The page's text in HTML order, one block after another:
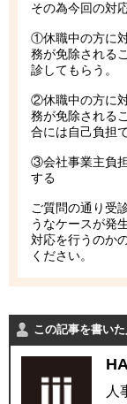
その為今回の対
①休職中の方に
務が免除される
診してもらう。
②休職中の方に
務が免除される
合には自己負担
③会社事業主負
する
ご質問の通り受
うなケースが発
対応を行うのか
ください。
この記事を書いた
人